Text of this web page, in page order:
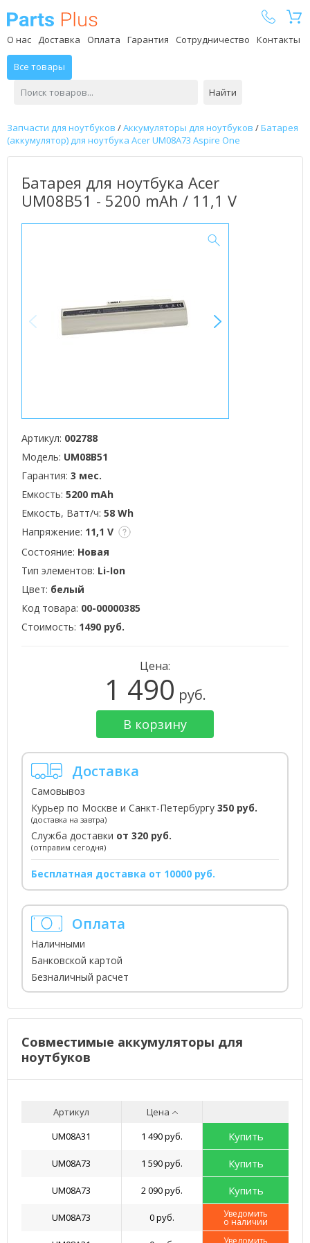
О нас Доставка Оплата Гарантия Сотрудничество Контакты
Все товары
Найти
Запчасти для ноутбуков /Аккумуляторы для ноутбуков /Батарея
(аккумулятор) для ноутбука Acer UM08A73 Aspire One
Батарея для ноутбука Acer
UM08B51 - 5200 mAh / 11,1 V
Артикул: 002788
Модель: UM08B51
Гарантия: 3 мес.
Емкость: 5200 mAh
Емкость, Ватт/ч: 58 Wh
Напряжение: 11,1 V
Состояние: Новая
Тип элементов: Li-Ion
Цвет: белый
Код товара: 00-00000385
Стоимость: 1490 руб.
Цена:
1 490 руб.
В корзину
Доставка
Самовывоз
Курьер по Москве и Санкт-Петербургу 350 руб.
(доставка на завтра)
Служба доставки от 320 руб.
(отправим сегодня)
Бесплатная доставка от 10000 руб.
Оплата
Наличными
Банковской картой
Безналичный расчет
Совместимые аккумуляторы для
ноутбуков
Артикул
Цена
UM08A31
1 490 руб. Купить
UM08A73 1 590 руб. Купить
UM08A73 2 090 руб. Купить
UM08A73 0 руб. Уведомить
о наличии